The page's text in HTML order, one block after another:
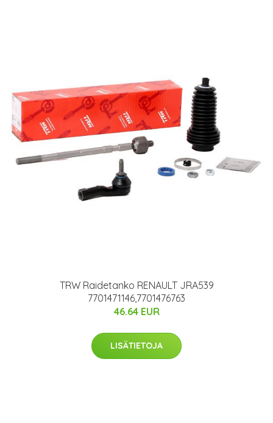
TRW Raidetanko RENAULT JRA539
7701471146,7701476763
46.64 EUR
LISÄTIETOJA